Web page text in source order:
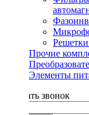
Прочие
Элементы
Заказать звонок